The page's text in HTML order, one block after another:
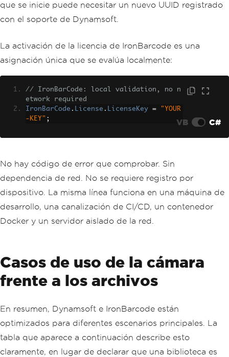
que se inicie puede necesitar un nuevo UUID registrado
con el soporte de Dynamsoft.
La activación de la licencia de IronBarcode es una
asignación única que se evalúa localmente:
// IronBarCode: local validation, no n
etwork required
IronBarCode . License . LicenseKey =
"YOUR
-KEY" ; VB C#
No hay código de error que comprobar. Sin
dependencia de red. No se requiere registro por
dispositivo. La misma línea funciona en una máquina de
desarrollo, una canalización de CI/CD, un contenedor
Docker y un servidor aislado de la red.
Casos de uso de la cámara
frente a los archivos
En resumen, Dynamsoft e IronBarcode están
optimizados para diferentes escenarios principales. La
tabla que aparece a continuación describe esto
claramente, en lugar de declarar que una biblioteca es